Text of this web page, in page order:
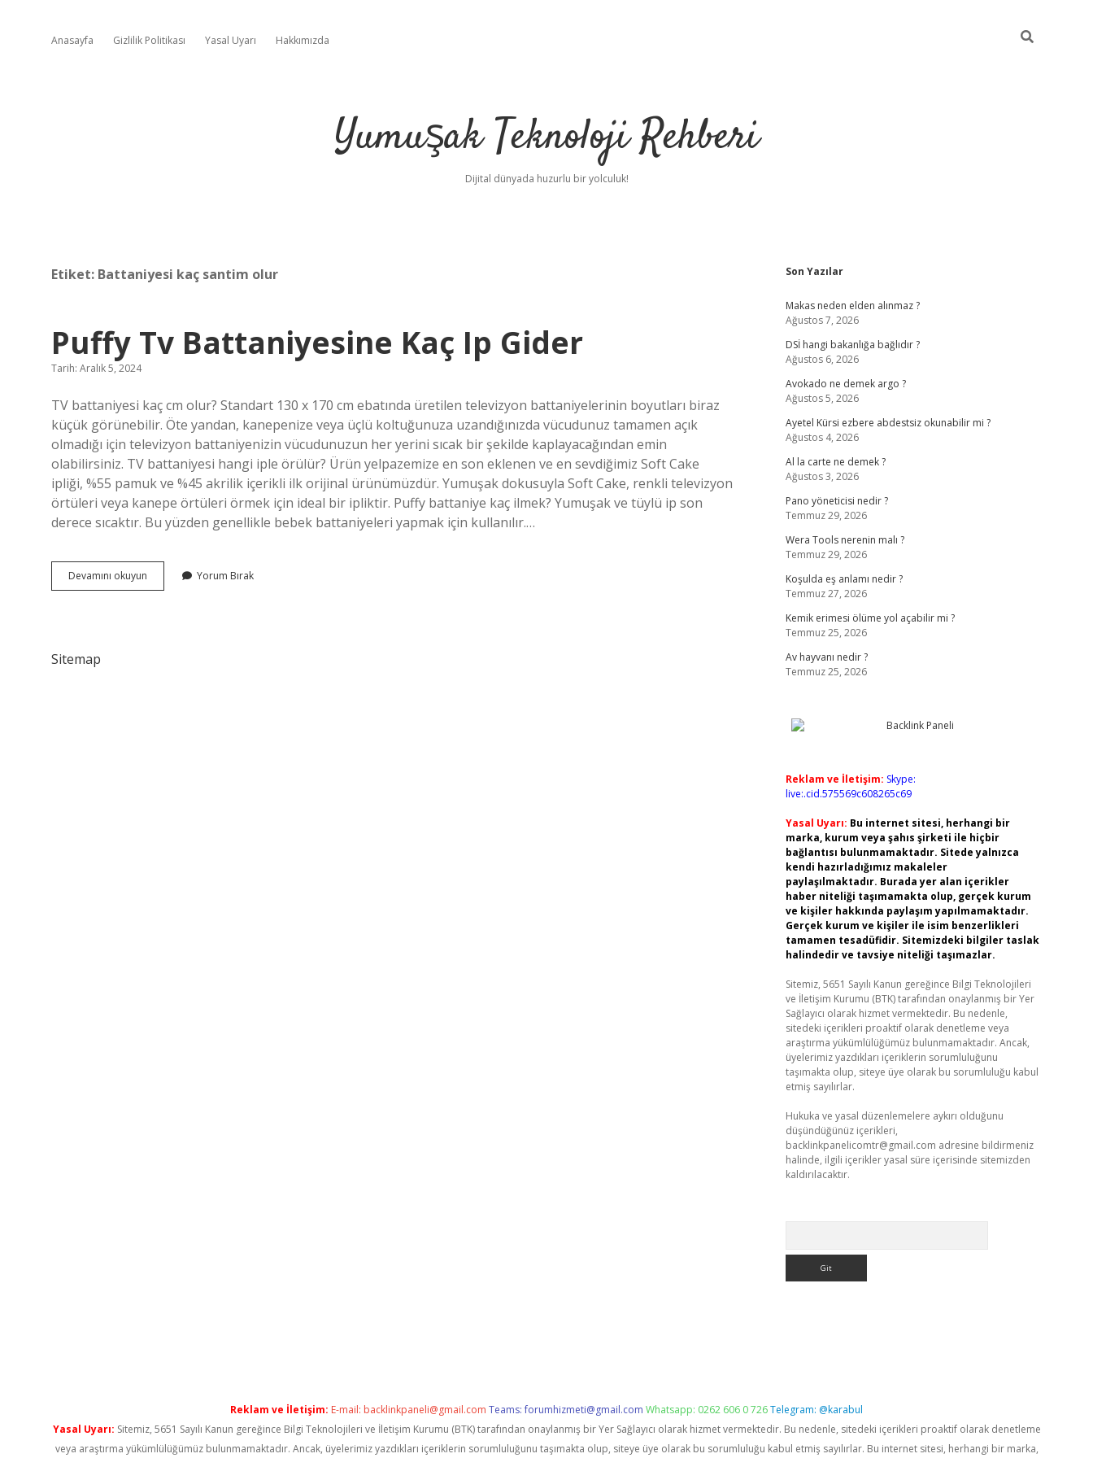
Anasayfa Gizlilik Politikası Yasal Uyarı Hakkımızda
Yumuşak Teknoloji Rehberi
Dijital dünyada huzurlu bir yolculuk!
Etiket: Battaniyesi kaç santim olur
Puffy Tv Battaniyesine Kaç Ip Gider
Tarih: Aralık 5, 2024
TV battaniyesi kaç cm olur? Standart 130 x 170 cm ebatında üretilen televizyon battaniyelerinin boyutları biraz
küçük görünebilir. Öte yandan, kanepenize veya üçlü koltuğunuza uzandığınızda vücudunuz tamamen açık
olmadığı için televizyon battaniyenizin vücudunuzun her yerini sıcak bir şekilde kaplayacağından emin
olabilirsiniz. TV battaniyesi hangi iple örülür? Ürün yelpazemize en son eklenen ve en sevdiğimiz Soft Cake
ipliği, %55 pamuk ve %45 akrilik içerikli ilk orijinal ürünümüzdür. Yumuşak dokusuyla Soft Cake, renkli televizyon
örtüleri veya kanepe örtüleri örmek için ideal bir ipliktir. Puffy battaniye kaç ilmek? Yumuşak ve tüylü ip son
derece sıcaktır. Bu yüzden genellikle bebek battaniyeleri yapmak için kullanılır.…
Devamını okuyun
Tv
Yorum Bırak
Sitemap
Sidebar
Son Yazılar
Makas neden elden alınmaz ?
Ağustos 7, 2026
DSİ hangi bakanlığa bağlıdır ?
Ağustos 6, 2026
Avokado ne demek argo ?
Ağustos 5, 2026
Ayetel Kürsi ezbere abdestsiz okunabilir mi ?
Ağustos 4, 2026
Al la carte ne demek ?
Ağustos 3, 2026
Pano yöneticisi nedir ?
Temmuz 29, 2026
Wera Tools nerenin malı ?
Temmuz 29, 2026
Koşulda eş anlamı nedir ?
Temmuz 27, 2026
Kemik erimesi ölüme yol açabilir mi ?
Temmuz 25, 2026
Av hayvanı nedir ?
Temmuz 25, 2026
Reklam ve İletişim: Skype:
live:.cid.575569c608265c69
Yasal Uyarı: Bu internet sitesi, herhangi bir
marka, kurum veya şahıs şirketi ile hiçbir
bağlantısı bulunmamaktadır. Sitede yalnızca
kendi hazırladığımız makaleler
paylaşılmaktadır. Burada yer alan içerikler
haber niteliği taşımamakta olup, gerçek kurum
ve kişiler hakkında paylaşım yapılmamaktadır.
Gerçek kurum ve kişiler ile isim benzerlikleri
tamamen tesadüfidir. Sitemizdeki bilgiler taslak
halindedir ve tavsiye niteliği taşımazlar.
Sitemiz, 5651 Sayılı Kanun gereğince Bilgi Teknolojileri
ve İletişim Kurumu (BTK) tarafından onaylanmış bir Yer
Sağlayıcı olarak hizmet vermektedir. Bu nedenle,
sitedeki içerikleri proaktif olarak denetleme veya
araştırma yükümlülüğümüz bulunmamaktadır. Ancak,
üyelerimiz yazdıkları içeriklerin sorumluluğunu
taşımakta olup, siteye üye olarak bu sorumluluğu kabul
etmiş sayılırlar.
Hukuka ve yasal düzenlemelere aykırı olduğunu
düşündüğünüz içerikleri,
backlinkpanelicomtr@gmail.com adresine bildirmeniz
halinde, ilgili içerikler yasal süre içerisinde sitemizden
kaldırılacaktır.
Reklam ve İletişim: E-mail: backlinkpaneli@gmail.com Teams:forumhizmeti@gmail.com Whatsapp: 0262 606 0 726Telegram: @karabul
Yasal Uyarı: Sitemiz, 5651 Sayılı Kanun gereğince Bilgi Teknolojileri ve İletişim Kurumu (BTK) tarafından onaylanmış bir Yer Sağlayıcı olarak hizmet vermektedir. Bu nedenle, sitedeki içerikleri proaktif olarak denetleme
veya araştırma yükümlülüğümüz bulunmamaktadır. Ancak, üyelerimiz yazdıkları içeriklerin sorumluluğunu taşımakta olup, siteye üye olarak bu sorumluluğu kabul etmiş sayılırlar. Bu internet sitesi, herhangi bir marka,